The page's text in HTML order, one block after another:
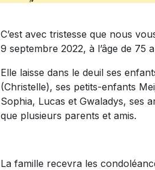
C’est avec tristesse que nous
9 septembre 2022, à l’âge de 75
Elle laisse dans le deuil ses
(Christelle), ses petits-enfants
Sophia, Lucas et Gwaladys, ses
que plusieurs parents et amis.
La famille recevra les